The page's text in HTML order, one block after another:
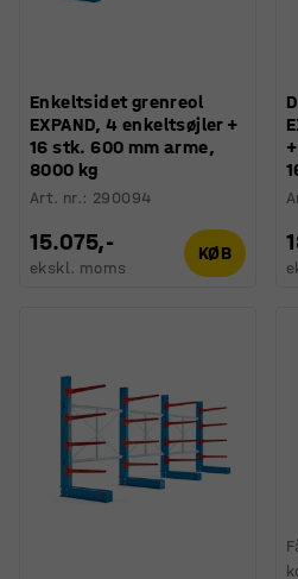
Enkeltsidet grenreol
EXPAND, 4 enkeltsøjler +
16 stk. 600 mm arme,
8000 kg
Art. nr.: 290094
15.075,-
ekskl. moms
KØB